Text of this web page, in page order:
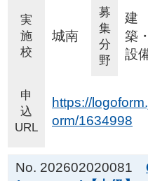
実
施
校
城南
募
集
分
野
建
築・
設
申
込
URL
https://
orm/1634998
No. 202602020081